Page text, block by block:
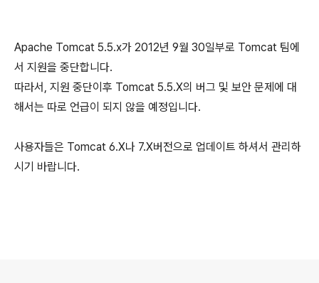
Apache Tomcat 5.5.x가 2012년 9월 30일부로 Tomcat 팀에
서 지원을 중단합니다.
따라서, 지원 중단이후 Tomcat 5.5.X의 버그 및 보안 문제에 대
해서는 따로 언급이 되지 않을 예정입니다.
사용자들은 Tomcat 6.X나 7.X버전으로 업데이트 하셔서 관리하
시기 바랍니다.